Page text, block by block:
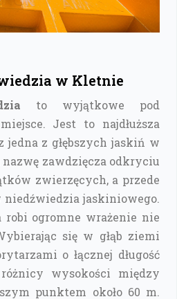
w Kletnie
to wyjątkowe pod
Jest to najdłuższa
jedna z głębszych jaskiń w
zawdzięcza odkryciu
zwierzęcych, a przede
jaskiniowego.
ogromne wrażenie nie
się w głąb ziemi
o łącznej długość
wysokości między
punktem około 60 m.